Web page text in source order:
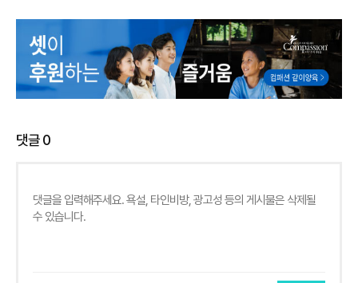
댓글0